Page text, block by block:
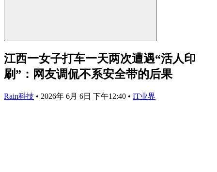
江西一女子打车一天两次遭遇“活人印
刷”：网友调侃不系安全带的后果
Rain科技 • 2026年 6月 6日 下午12:40 • IT业界